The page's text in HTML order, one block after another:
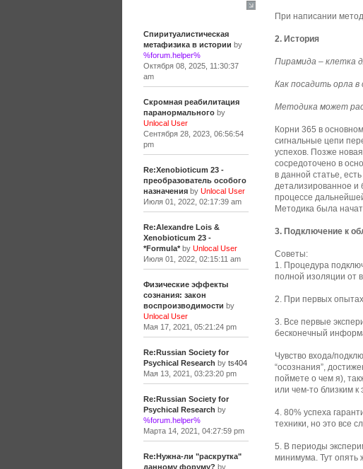
Спиритуалистическая
метафизика в истории by
%forum.helper%
Октября 08, 2025, 11:30:37
am
Скромная реабилитация
паранормальногоby
Unlocal User
Сентября 28, 2023, 06:56:54
pm
Re:Xenobioticum 23 -
преобразователь особого
назначенияby Unlocal User
Июля 01, 2022, 02:17:39 am
Re:Alexandre Lois &
Xenobioticum 23 -
*Formula*by Unlocal User
Июля 01, 2022, 02:15:11 am
Физические эффекты
сознания: закон
воспроизводимости by
Unlocal User
Мая 17, 2021, 05:21:24 pm
Re:Russian Society for
Psychical Research by ts404
Мая 13, 2021, 03:23:20 pm
Re:Russian Society for
Psychical Research by
%forum.helper%
Марта 14, 2021, 04:27:59 pm
Re:Нужна-ли "раскрутка"
данному форуму? by
При написании
2. История
Пирамида – клетка
Как посадить орла
Методика может
Корни 365 в
сигнальные цепи
успехов. Позже
сосредоточено в
в данной статье,
детализированное и
процессе
Методика была
3. Подключение к
Советы:
1. Процедура
полной изоляции от
2. При первых
3. Все первые
бесконечный
Чувство входа/
“осознания”,
поймете о чем я),
или чем-то близким к
4. 80% успеха
техники, но это все
5. В периоды
минимума. Тут опять